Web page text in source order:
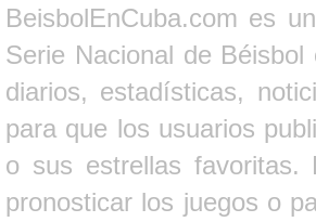
BeisbolEnCuba.com es
Serie Nacional de
diarios, estadísticas,
para que los usuarios
o sus estrellas favoritas.
pronosticar los juegos o